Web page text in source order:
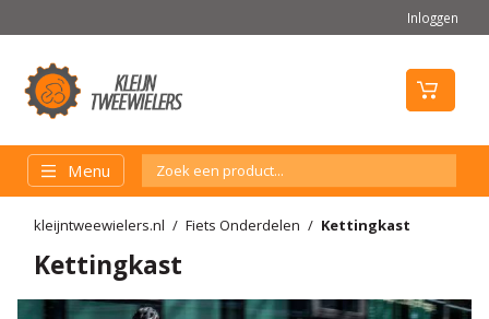
Inloggen
Menu
kleijntweewielers.nl Fiets Onderdelen Kettingkast
Kettingkast